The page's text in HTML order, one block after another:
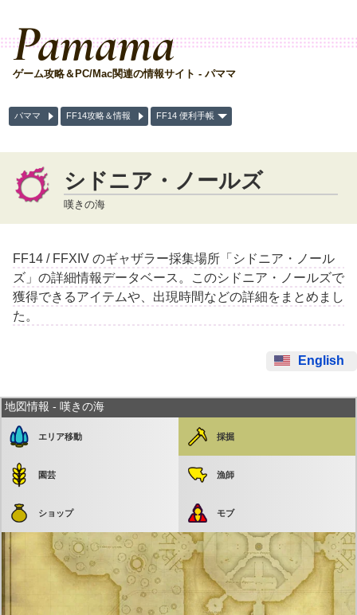
Pamama
ゲーム攻略＆PC/Mac関連の情報サイト - パママ
パママ FF14攻略＆情報 FF14 便利手帳
シドニア・ノールズ
嘆きの海
FF14 / FFXIV のギャザラー採集場所「シドニア・ノール
ズ」の詳細情報データベース。このシドニア・ノールズで
獲得できるアイテムや、出現時間などの詳細をまとめまし
た。
English
地図情報 - 嘆きの海
エリア移動 採掘
園芸 漁師
ショップ モブ